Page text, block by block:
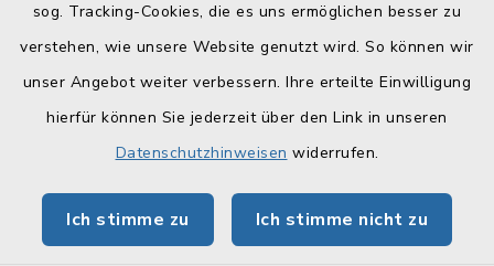
sog. Tracking-Cookies, die es uns ermöglichen besser zu
verstehen, wie unsere Website genutzt wird. So können wir
unser Angebot weiter verbessern. Ihre erteilte Einwilligung
hierfür können Sie jederzeit über den Link in unseren
Datenschutzhinweisen widerrufen.
Ich stimme zu Ich stimme nicht zu
Quicklinks
Landratsamt Lichtenfels
Geoportal Lichtenfels
BayernPortal